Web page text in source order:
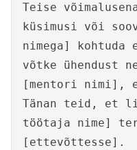
Teise
küsimusi või
nimega] kohtuda
võtke ühendust
[mentori nimi],
Tänan teid, et
töötaja nime]
[ettevõttesse].